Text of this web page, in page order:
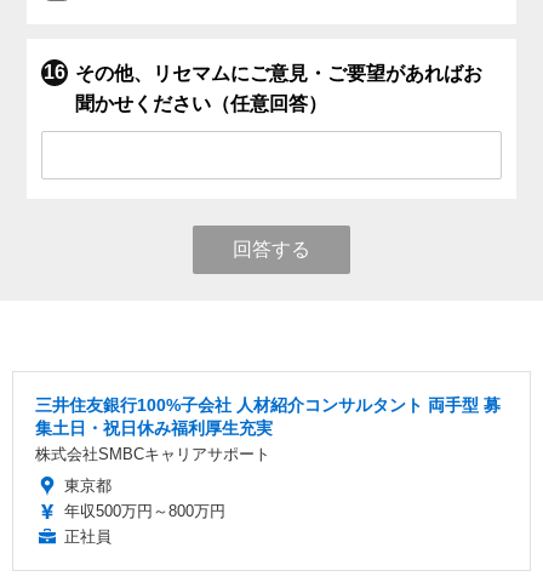
その他、リセマムにご意見・ご要望があればお
聞かせください（任意回答）
回答する
三井住友銀行100%子会社 人材紹介コンサルタント 両手型 募
集土日・祝日休み福利厚生充実
株式会社SMBCキャリアサポート
東京都
年収500万円～800万円
正社員